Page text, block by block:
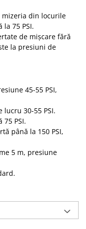
din locurile
75 PSI.
de mișcare fără
la presiuni de
45-55 PSI,
lucru 30-55 PSI.
75 PSI.
până la 150 PSI,
5 m, presiune